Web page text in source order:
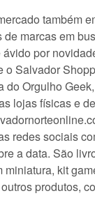
também
de marcas em
por
o Salvador
do Orgulho
lojas físicas e
redes sociais
a data. São
miniatura, kit
produtos,